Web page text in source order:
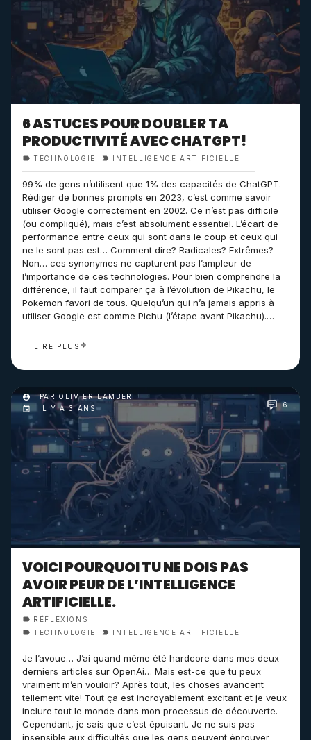
6 ASTUCES POUR DOUBLER TA
PRODUCTIVITÉ AVEC CHATGPT!
TECHNOLOGIE INTELLIGENCE ARTIFICIELLE
99% de gens n’utilisent que 1% des capacités de ChatGPT.
Rédiger de bonnes prompts en 2023, c’est comme savoir
utiliser Google correctement en 2002. Ce n’est pas difficile
(ou compliqué), mais c’est absolument essentiel. L’écart de
performance entre ceux qui sont dans le coup et ceux qui
ne le sont pas est… Comment dire? Radicales? Extrêmes?
Non… ces synonymes ne capturent pas l’ampleur de
l’importance de ces technologies. Pour bien comprendre la
différence, il faut comparer ça à l’évolution de Pikachu, le
Pokemon favori de tous. Quelqu’un qui n’a jamais appris à
utiliser Google est comme Pichu (l’étape avant Pikachu).…
LIRE PLUS
VOICI POURQUOI TU NE DOIS PAS
AVOIR PEUR DE L’INTELLIGENCE
ARTIFICIELLE.
RÉFLEXIONS
TECHNOLOGIE
INTELLIGENCE ARTIFICIELLE
Je l’avoue… J’ai quand même été hardcore dans mes deux
derniers articles sur OpenAi… Mais est-ce que tu peux
vraiment m’en vouloir? Après tout, les choses avancent
tellement vite! Tout ça est incroyablement excitant et je veux
inclure tout le monde dans mon processus de découverte.
Cependant, je sais que c’est épuisant. Je ne suis pas
insensible aux difficultés que les gens peuvent éprouver
PAR OLIVIER LAMBERT
IL Y A 3 ANS
6